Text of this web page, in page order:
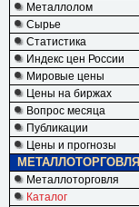
Металлолом
Сырье
Статистика
Индекс цен России
Мировые цены
Цены на биржах
Вопрос месяца
Публикации
Цены и прогнозы
МЕТАЛЛОТОРГОВЛЯ
Металлоторговля
Каталог